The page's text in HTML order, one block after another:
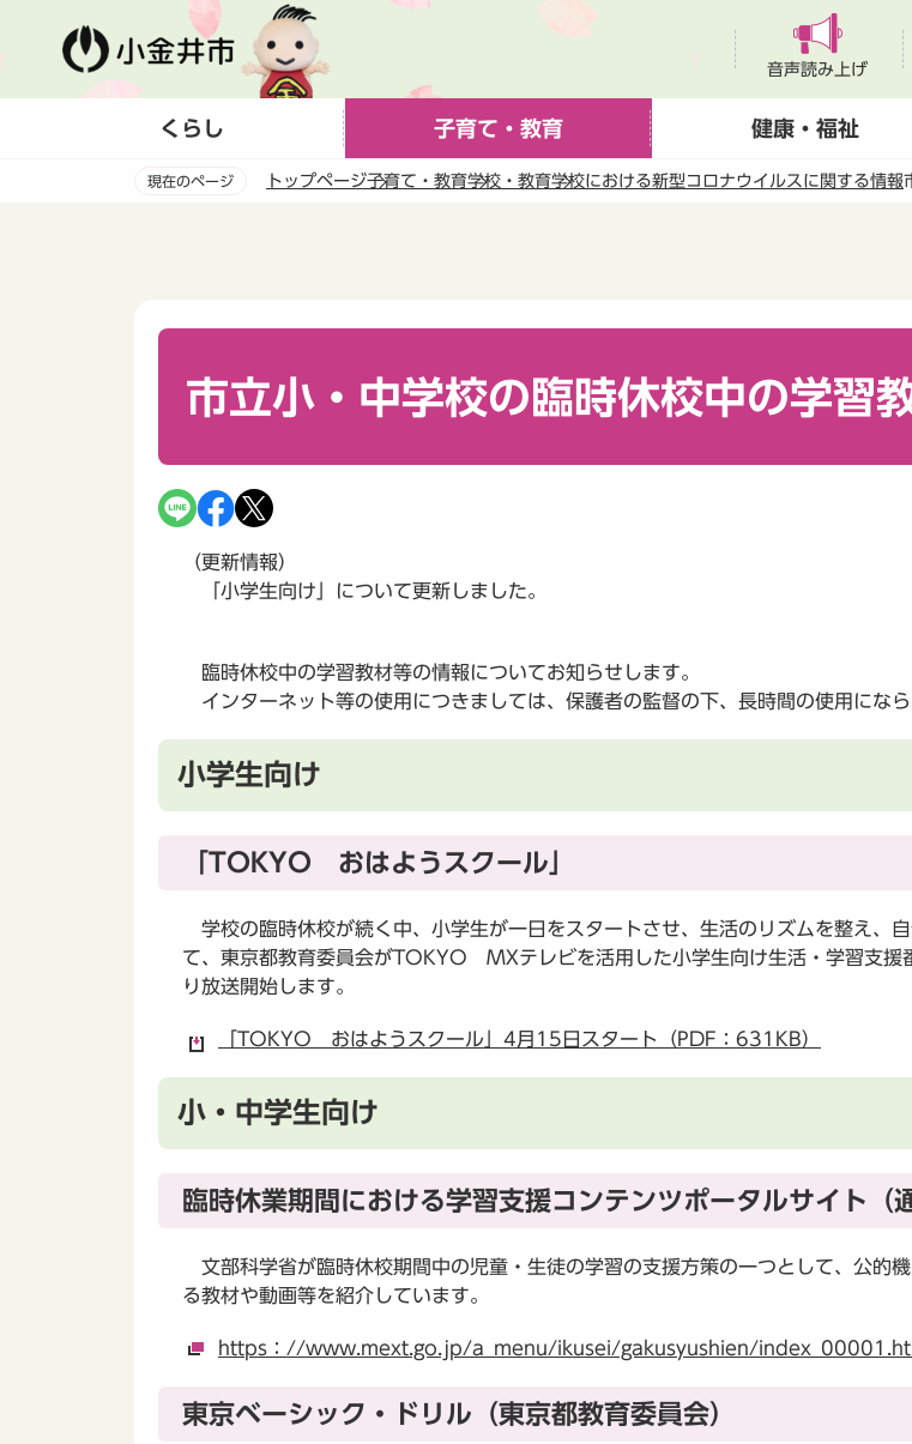
ー
音声読み上げ
くらし 子育て・教育 健康・福祉
現在のページ トップページ子育て・教育学校・教育学校における新型コロナウイルスに関する情報
市立小・中学校の臨時休校中の学習
（更新情報）
「小学生向け」について更新しました。
臨時休校中の学習教材等の情報についてお知らせします。
インターネット等の使用につきましては、保護者の監督の下、長時間の使用になら
小学生向け
「TOKYO おはようスクール」
学校の臨時休校が続く中、小学生が一日をスタートさせ、生活のリズムを整え、
て、東京都教育委員会がTOKYO MXテレビを活用した小学生向け生活・学習支
り放送開始します。
「TOKYO おはようスクール」4月15日スタート（PDF：631KB）
小・中学生向け
臨時休業期間における学習支援コンテンツポータルサイト（
文部科学省が臨時休校期間中の児童・生徒の学習の支援方策の一つとして、公的
る教材や動画等を紹介しています。
https：//www.mext.go.jp/a_menu/ikusei/gakusyushien/index_00001.htm
東京ベーシック・ドリル（東京都教育委員会）